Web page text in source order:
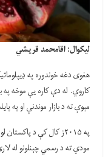
لیکوال: اقامحمد قریشي
هغوی دغه خوندوره په
کاروي. له دې کاره یې موخه
مېوې ته د بازار موندنې او په
په ۲۰۱۵ز کال کې د
مودي ته د رسمي چېنلونو له